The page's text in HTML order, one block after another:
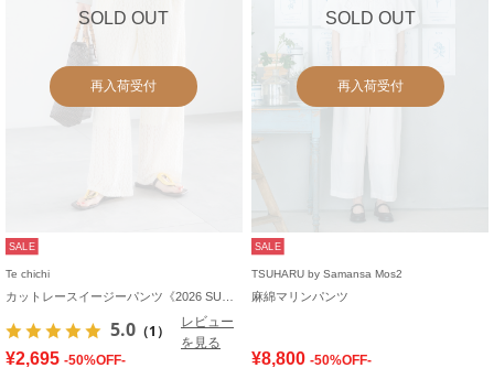
SOLD OUT
再入荷受付
SALE
Te chichi
5.0 （1）
レビュー
を見る
¥2,695 -50%OFF-
SOLD OUT
再入荷受付
SALE
TSUHARU by Samansa Mos2
麻綿マリンパンツ
¥8,800 -50%OFF-